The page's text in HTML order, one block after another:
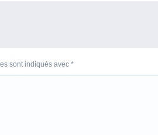
sont indiqués avec *